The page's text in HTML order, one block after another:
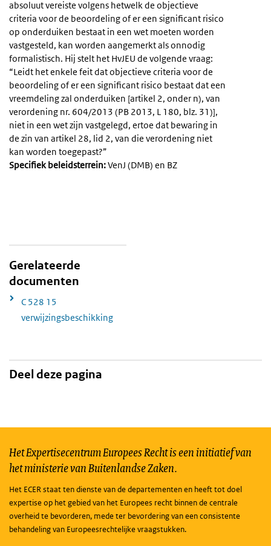
absoluut vereiste volgens hetwelk de objectieve
criteria voor de beoordeling of er een significant risico
op onderduiken bestaat in een wet moeten worden
vastgesteld, kan worden aangemerkt als onnodig
formalistisch. Hij stelt het HvJEU de volgende vraag:
“Leidt het enkele feit dat objectieve criteria voor de
beoordeling of er een significant risico bestaat dat een
vreemdeling zal onderduiken [artikel 2, onder n), van
verordening nr. 604/2013 (PB 2013, L 180, blz. 31)],
niet in een wet zijn vastgelegd, ertoe dat bewaring in
de zin van artikel 28, lid 2, van die verordening niet
kan worden toegepast?”
Specifiek beleidsterrein:VenJ (DMB) en BZ
Gerelateerde
documenten
C 528 15
verwijzingsbeschikking
Deel deze pagina
Het Expertisecentrum Europees Recht is een initiatief van
het ministerie van Buitenlandse Zaken.
Het ECER staat ten dienste van de departementen en heeft tot doel
expertise op het gebied van het Europees recht binnen de centrale
overheid te bevorderen, mede ter bevordering van een consistente
behandeling van Europeesrechtelijke vraagstukken.